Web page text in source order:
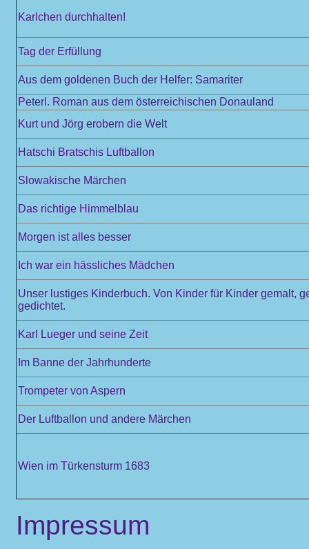
Karlchen durchhalten!
Tag der Erfüllung
Aus dem goldenen Buch der Helfer: Samariter
Peterl. Roman aus dem österreichischen Donauland
Kurt und Jörg erobern die Welt
Hatschi Bratschis Luftballon
Slowakische Märchen
Das richtige Himmelblau
Morgen ist alles besser
Ich war ein hässliches Mädchen
Unser lustiges Kinderbuch. Von Kinder für Kinder gemalt,
gedichtet.
Karl Lueger und seine Zeit
Im Banne der Jahrhunderte
Trompeter von Aspern
Der Luftballon und andere Märchen
Wien im Türkensturm 1683
Impressum